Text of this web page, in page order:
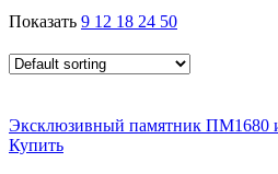
Показать 9 12 18 24 50
Эксклюзивный памятник ПМ1680
Купить